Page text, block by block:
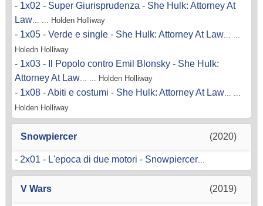
- 1x02 - Super Giurisprudenza - She Hulk: Attorney At
Law... ... Holden Holliway
- 1x05 - Verde e single - She Hulk: Attorney At Law... ...
Holedn Holliway
- 1x03 - Il Popolo contro Emil Blonsky - She Hulk:
Attorney At Law... ... Holden Holliway
- 1x08 - Abiti e costumi - She Hulk: Attorney At Law... ...
Holden Holliway
Snowpiercer (2020)
- 2x01 - L'epoca di due motori - Snowpiercer...
V Wars (2019)